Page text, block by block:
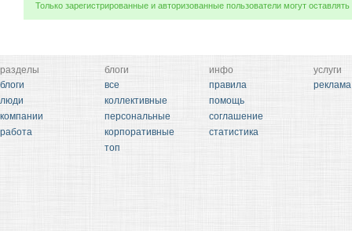
Только зарегистрированные и авторизованные пользователи могут
разделы
блоги
люди
компании
работа
блоги
все
коллективные
персональные
корпоративные
топ
инфо
правила
помощь
соглашение
статистика
услуги
реклама